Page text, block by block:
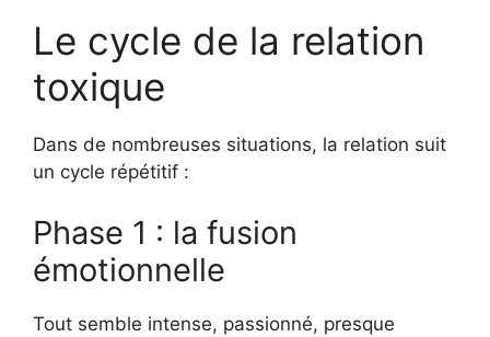
Le cycle de la relation
toxique
Dans de nombreuses situations, la relation suit
un cycle répétitif :
Phase 1 : la fusion
émotionnelle
Tout semble intense, passionné, presque